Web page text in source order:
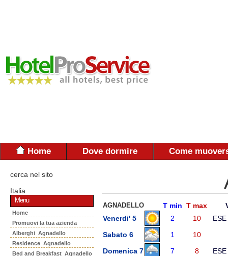
Home Dove dormire Come
cerca nel sito
Italia
Menu
Home
Promuovi la tua azienda
Alberghi Agnadello
Residence Agnadello
Bed and Breakfast Agnadello
AGNADELLO T min T max
Venerdi' 5
2 10
ESE
Sabato 6
1
10
Domenica 7
7 8
ESE